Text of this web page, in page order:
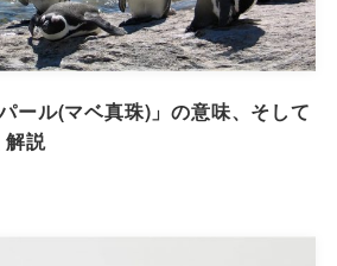
ール(マベ真珠)」の意味、そして
解説